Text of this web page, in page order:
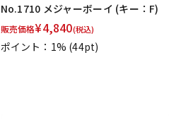
No.1710 メジャーボーイ (キー：F)
販売価格¥4,840(税込)
ポイント：1% (44pt)